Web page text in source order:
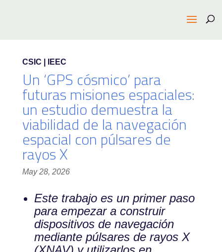
CSIC | IEEC
Un ‘GPS cósmico’ para
futuras misiones espaciales:
un estudio demuestra la
viabilidad de la navegación
espacial con púlsares de
rayos X
May 28, 2026
Este trabajo es un primer paso
para empezar a construir
dispositivos de navegación
mediante púlsares de rayos X